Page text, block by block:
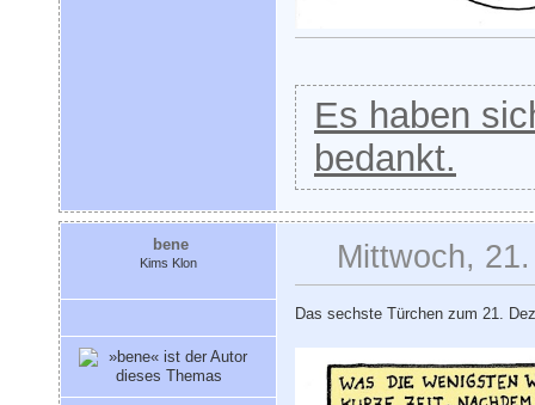
Es haben
bedankt.
bene
Kims Klon Mittwoch,
Das sechste Türchen zum 21.